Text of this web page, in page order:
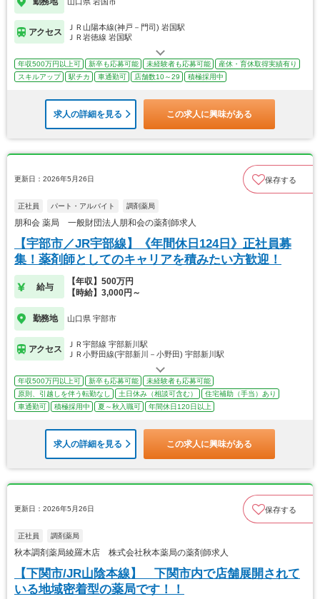
アクセス
ＪＲ山陽本線(神戸－門司) 岩国駅
ＪＲ岩徳線 岩国駅
年収500万円以上可 新卒も応募可能 未経験者も応募可能
産休・育休取得実績有り
スキルアップ
駅チカ 車通勤可 店舗数10～29 積極採用中
求人の詳細を見る この求人に興味がある
更新日：2026年5月26日 保存する
正社員 パート・アルバイト 調剤薬局
朋和会 薬局 一般財団法人朋和会の薬剤師求人
【宇部市／JR宇部線】《年間休日124日》正社員募
集！薬剤師としてのキャリアを積みたい方歓迎！
給与
【年収】500万円
【時給】3,000円～
勤務地 山口県 宇部市
アクセス
ＪＲ宇部線 宇部新川駅
ＪＲ小野田線(宇部新川－小野田) 宇部新川駅
年収500万円以上可 新卒も応募可能
未経験者も応募可能
原則、引越しを伴う転勤なし
土日休み（相談可含む）
住宅補助（手当）あり
車通勤可
積極採用中 夏～秋入職可 年間休日120日以上
求人の詳細を見る この求人に興味がある
更新日：2026年5月26日 保存する
正社員 調剤薬局
秋本調剤薬局綾羅木店 株式会社秋本薬局の薬剤師求人
【下関市/JR山陰本線】 下関市内で店舗展開されて
いる地域密着型の薬局です！！